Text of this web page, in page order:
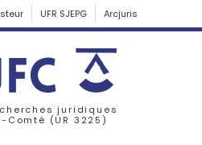
UFR SJEPG Arcjuris
juridiques
Comté (UR 3225)